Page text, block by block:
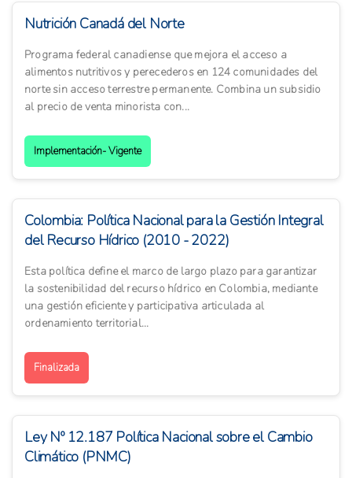
Nutrición Canadá del Norte
Programa federal canadiense que mejora el acceso a
alimentos nutritivos y perecederos en 124 comunidades del
norte sin acceso terrestre permanente. Combina un subsidio
al precio de venta minorista con...
Implementación- Vigente
Colombia: Política Nacional para la Gestión Integral
del Recurso Hídrico (2010 - 2022)
Esta política define el marco de largo plazo para garantizar
la sostenibilidad del recurso hídrico en Colombia, mediante
una gestión eficiente y participativa articulada al
ordenamiento territorial...
Finalizada
Ley Nº 12.187 Política Nacional sobre el Cambio
Climático (PNMC)